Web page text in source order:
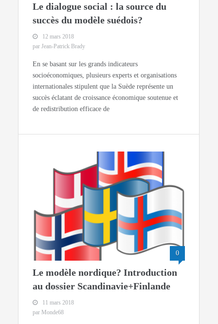
Le dialogue social : la source du
succès du modèle suédois?
12 mars 2018
par Jean-Patrick Brady
En se basant sur les grands indicateurs
socioéconomiques, plusieurs experts et organisations
internationales stipulent que la Suède représente un
succès éclatant de croissance économique soutenue et
de redistribution efficace de
0
Le modèle nordique? Introduction
au dossier Scandinavie+Finlande
11 mars 2018
par Monde68